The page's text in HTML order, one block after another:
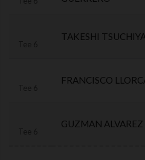
TAKESHI
FRANCISCO
GUZMAN